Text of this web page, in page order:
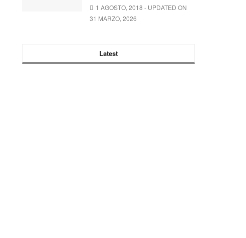
1 AGOSTO, 2018 - UPDATED ON
31 MARZO, 2026
Latest